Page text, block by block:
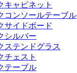
キャビネット
コンソールテーブル
サイドボード
シルバー
ステンドグラス
チェスト
テーブル